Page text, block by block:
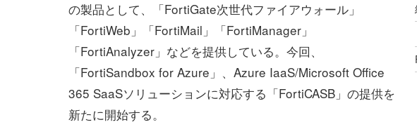
の製品として、「FortiGate次世代ファイアウォール」
「FortiWeb」「FortiMail」「FortiManager」
「FortiAnalyzer」などを提供している。今回、
「FortiSandbox for Azure」、Azure IaaS/Microsoft Office
365 SaaSソリューションに対応する「FortiCASB」の提供を
新たに開始する。